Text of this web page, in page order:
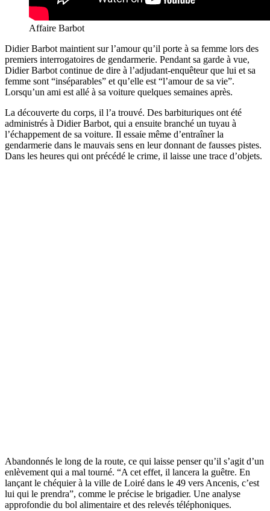
Affaire Barbot
Didier Barbot maintient sur l’amour qu’il porte à sa femme lors des
premiers interrogatoires de gendarmerie. Pendant sa garde à vue,
Didier Barbot continue de dire à l’adjudant-enquêteur que lui et sa
femme sont “inséparables” et qu’elle est “l’amour de sa vie”.
Lorsqu’un ami est allé à sa voiture quelques semaines après.
La découverte du corps, il l’a trouvé. Des barbituriques ont été
administrés à Didier Barbot, qui a ensuite branché un tuyau à
l’échappement de sa voiture. Il essaie même d’entraîner la
gendarmerie dans le mauvais sens en leur donnant de fausses pistes.
Dans les heures qui ont précédé le crime, il laisse une trace d’objets.
Abandonnés le long de la route, ce qui laisse penser qu’il s’agit d’un
enlèvement qui a mal tourné. “A cet effet, il lancera la guêtre. En
lançant le chéquier à la ville de Loiré dans le 49 vers Ancenis, c’est
lui qui le prendra”, comme le précise le brigadier. Une analyse
approfondie du bol alimentaire et des relevés téléphoniques.